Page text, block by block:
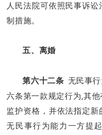
人民法院可依照民事诉
制措施。
五、离婚
第六十二条 无民事
六条第一款规定行为,其
监护资格，并依法指定
无民事行为能力一方提